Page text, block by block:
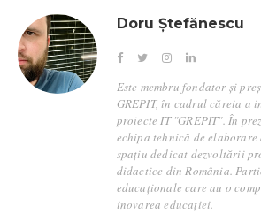
Doru Ștefănescu
Este membru fondator și
GREPIT, în cadrul căreia a
proiecte IT "GREPIT". În
echipa tehnică de
spațiu dedicat dezvoltării
didactice din România.
educaționale care au o
inovarea educației.